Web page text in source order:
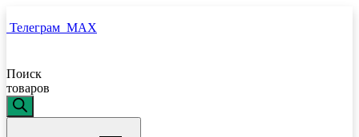
Телеграм MAX
Поиск
товаров